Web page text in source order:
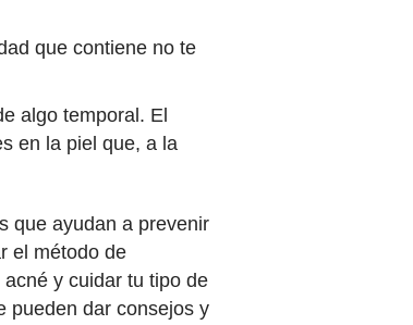
que contiene no te
algo temporal. El
en la piel que, a la
que ayudan a prevenir
el método de
y cuidar tu tipo de
pueden dar consejos y